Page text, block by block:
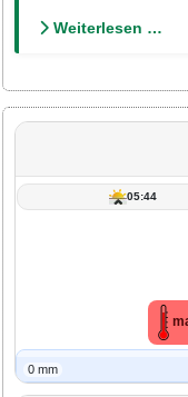
Weiterlesen …
05:44
0 mm